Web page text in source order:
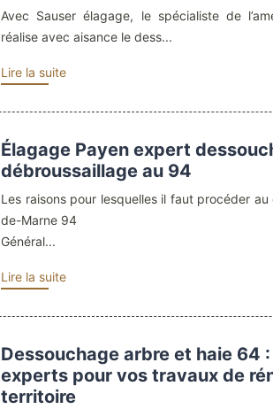
Avec Sauser élagage, le spécialiste de
réalise avec aisance le dess...
Lire la suite
Élagage Payen expert
débroussaillage au 94
Les raisons pour lesquelles il faut procéder
de-Marne 94
Général...
Lire la suite
Dessouchage arbre et haie 64
experts pour vos travaux de
territoire